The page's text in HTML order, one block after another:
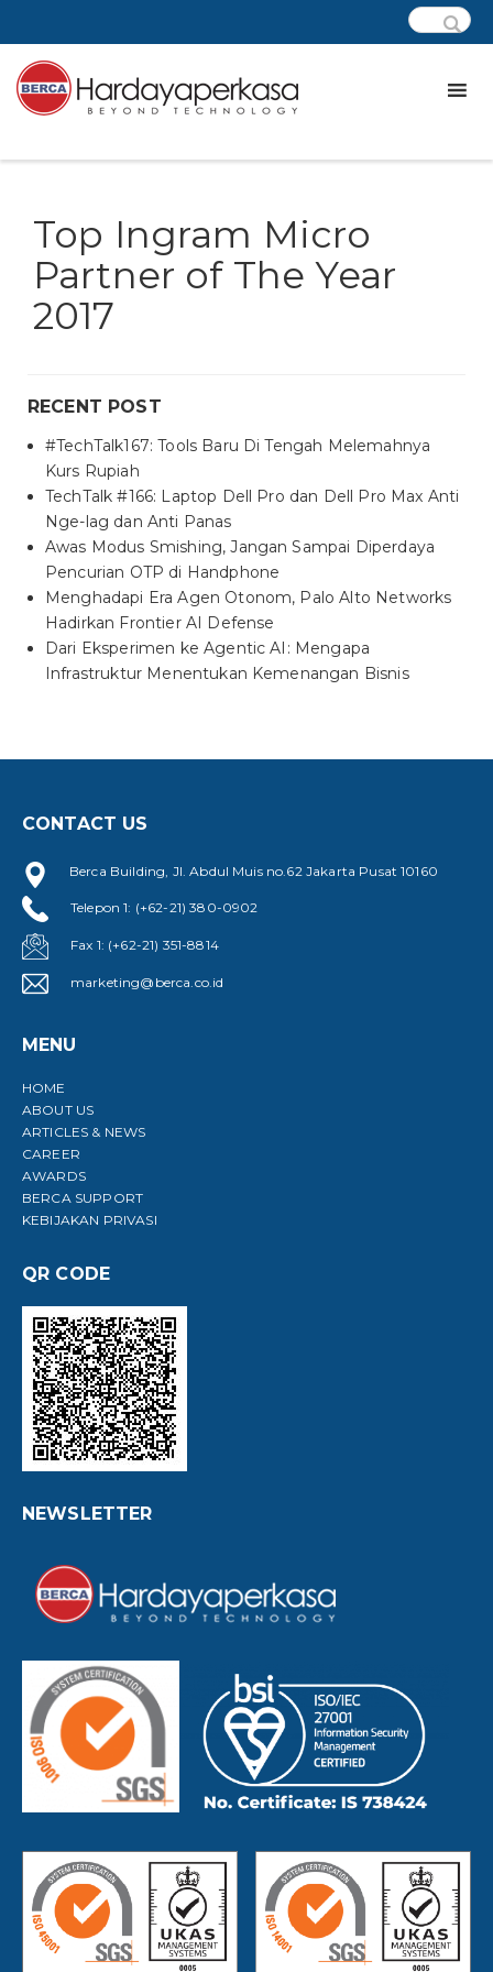
Top Ingram Micro
Partner of The Year
2017
RECENT POST
#TechTalk167: Tools Baru Di Tengah Melemahnya
Kurs Rupiah
TechTalk #166: Laptop Dell Pro dan Dell Pro Max Anti
Nge-lag dan Anti Panas
Awas Modus Smishing, Jangan Sampai Diperdaya
Pencurian OTP di Handphone
Menghadapi Era Agen Otonom, Palo Alto Networks
Hadirkan Frontier AI Defense
Dari Eksperimen ke Agentic AI: Mengapa
Infrastruktur Menentukan Kemenangan Bisnis
CONTACT US
Berca Building, Jl. Abdul Muis no.62 Jakarta Pusat 10160
Telepon 1: (+62-21) 380-0902
Fax 1: (+62-21) 351-8814
marketing@berca.co.id
MENU
HOME
ABOUT US
ARTICLES & NEWS
CAREER
AWARDS
BERCA SUPPORT
KEBIJAKAN PRIVASI
QR CODE
NEWSLETTER